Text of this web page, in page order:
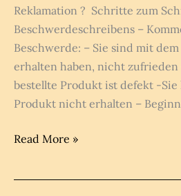
Reklamation ? Schritte zum
Beschwerdeschreibens –
Beschwerde: – Sie sind mit
erhalten haben, nicht zufrieden
bestellte Produkt ist defekt -Sie
Produkt nicht erhalten –
Wie
Read More »